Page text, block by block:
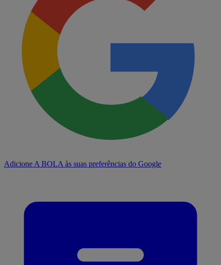
Adicione A BOLA às suas preferências do Google